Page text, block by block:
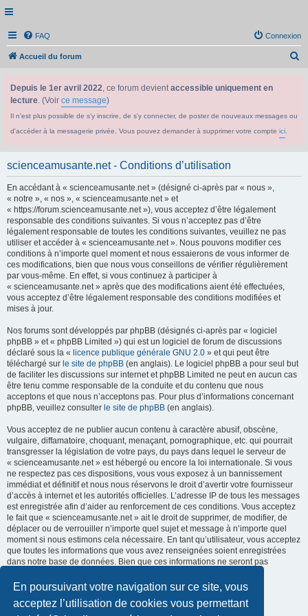
En poursuivant votre navigation sur ce site, vous
acceptez l’utilisation de cookies vous permettant
FAQ Connexion
Accueil du forum
Depuis le 1er avril 2022, ce forum devientaccessible uniquement en
lecture. (Voir ce message)
Il n'est plus possible de s'y inscrire, de s'y connecter, de poster de nouveaux messages ou
d'accéder à la messagerie privée. Vous pouvez demander à supprimer votre compte ici
scienceamusante.net - Conditions d’utilisation
En accédant à « scienceamusante.net » (désigné ci-après par « nous »,
« notre », « nos », « scienceamusante.net » et
« https://forum.scienceamusante.net »), vous acceptez d’être légalement
responsable des conditions suivantes. Si vous n’acceptez pas d’être
légalement responsable de toutes les conditions suivantes, veuillez ne pas
utiliser et accéder à « scienceamusante.net ». Nous pouvons modifier ces
conditions à n’importe quel moment et nous essaierons de vous informer de
ces modifications, bien que nous vous conseillons de vérifier régulièrement
par vous-même. En effet, si vous continuez à participer à
« scienceamusante.net » après que des modifications aient été effectuées,
vous acceptez d’être légalement responsable des conditions modifiées et
mises à jour.
Nos forums sont développés par phpBB (désignés ci-après par « logiciel
phpBB » et « phpBB Limited ») qui est un logiciel de forum de discussions
déclaré sous la « licence publique générale GNU 2.0 » et qui peut être
téléchargé sur le site de phpBB (en anglais). Le logiciel phpBB a pour seul but
de faciliter les discussions sur internet et phpBB Limited ne peut en aucun cas
être tenu comme responsable de la conduite et du contenu que nous
acceptons et que nous n’acceptons pas. Pour plus d’informations concernant
phpBB, veuillez consulter le site de phpBB (en anglais).
Vous acceptez de ne publier aucun contenu à caractère abusif, obscène,
vulgaire, diffamatoire, choquant, menaçant, pornographique, etc. qui pourrait
transgresser la législation de votre pays, du pays dans lequel le serveur de
« scienceamusante.net » est hébergé ou encore la loi internationale. Si vous
ne respectez pas ces dispositions, vous vous exposez à un bannissement
immédiat et définitif et nous nous réservons le droit d’avertir votre fournisseur
d’accès à internet et les autorités officielles. L’adresse IP de tous les messages
est enregistrée afin d’aider au renforcement de ces conditions. Vous acceptez
le fait que « scienceamusante.net » ait le droit de supprimer, de modifier, de
déplacer ou de verrouiller n’importe quel sujet et message à n’importe quel
moment si nous estimons cela nécessaire. En tant qu’utilisateur, vous acceptez
que toutes les informations que vous avez renseignées soient enregistrées
dans notre base de données. Bien que ces informations ne seront pas
« scienceamusante.net », ni phpBB, ne pourront être tenus comme
responsables en cas de tentative de piratage informatique visant à
compromettre vos données.